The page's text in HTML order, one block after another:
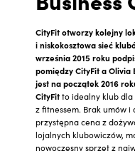
CityFit otworzy kolejny
i niskokosztowa sieć
września 2015 roku
pomiędzy CityFit a Olivia
jest na początek 2016
CityFitto idealny klub
z fitnessem. Brak umów
przystępna cena z
lojalnych klubowiczów,
nowoczesny sprzęt z